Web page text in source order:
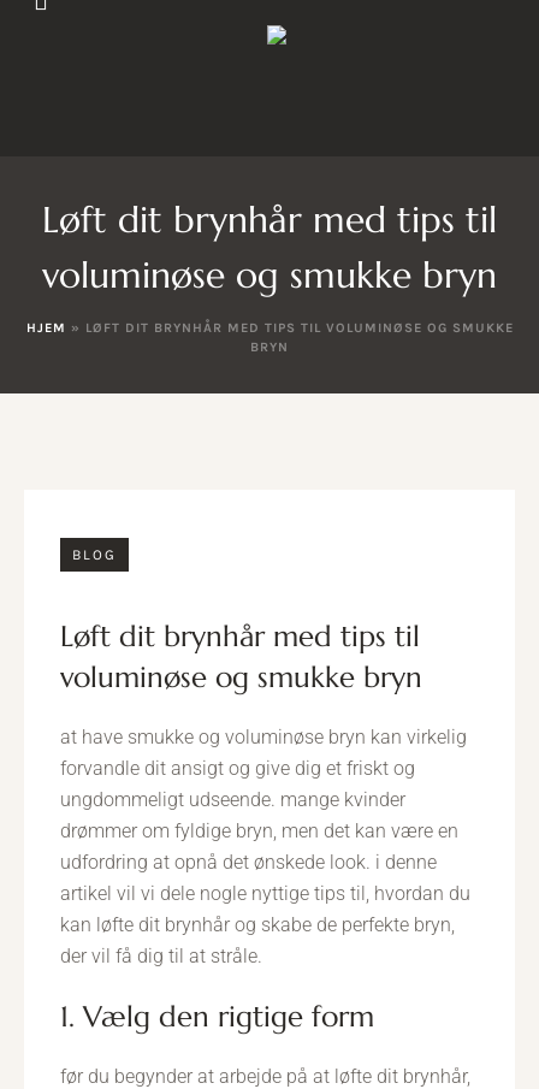
Løft dit brynhår med tips til
voluminøse og smukke bryn
HJEM » LØFT DIT BRYNHÅR MED TIPS TIL VOLUMINØSE OG SMUKKE
BRYN
BLOG
Løft dit brynhår med tips til
voluminøse og smukke bryn
at have smukke og voluminøse bryn kan virkelig
forvandle dit ansigt og give dig et friskt og
ungdommeligt udseende. mange kvinder
drømmer om fyldige bryn, men det kan være en
udfordring at opnå det ønskede look. i denne
artikel vil vi dele nogle nyttige tips til, hvordan du
kan løfte dit brynhår og skabe de perfekte bryn,
der vil få dig til at stråle.
1. Vælg den rigtige form
før du begynder at arbejde på at løfte dit brynhår,